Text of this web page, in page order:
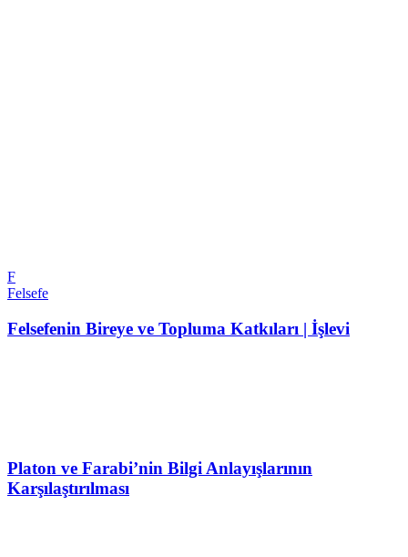
F
Felsefe
Felsefenin Bireye ve Topluma Katkıları | İşlevi
Platon ve Farabi’nin Bilgi Anlayışlarının
Karşılaştırılması